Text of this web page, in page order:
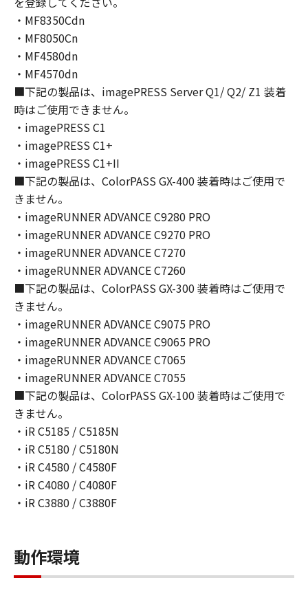
財産権も、明示たると黙示たるとを問わず、お
客様に譲渡または許諾されるものではありませ
ん。
(3)
お客様は、「印刷物」（以下に定義します。）
その他「許諾ソフトウェア」の複製物を含む
「許諾ソフトウェア」に含まれるキヤノンまた
はキヤノンのライセンサーの著作権表示を変
更、除去または削除してはなりません。
２．使用許諾
(1)- 1.
お客様は、「ソフトウェア」を、お客様のコン
ピューターにおいて使用（「使用」とは、「ソ
フトウェア」をコンピューターの固定記憶装置
上にインストールすること、またはコンピュー
ターにおいて表示すること、アクセスするこ
と、読み出すこと、もしくは実行することのい
ずれも含むものとします。）することができま
す。
(1)- 2.
お客様は、 「更新データ」を、お客様のコンピ
ューターおよび「プリンター」において使用
（「使用」とは、「更新データ」をコンピュー
ターまたは「プリンター」の固定記憶装置上に
インストールすること、並びにコンピューター
または「プリンター」において表示すること、
アクセスすること、読み出すこと、もしくは実
行することのいずれも含むものとします。）す
ることができます。
(1)- 3.
お客様は、「コンテンツデータ」を、お客様の
記憶装置上に保存すること、またはコンピュー
ターにおいて表示することをいいます。）し、
・MF8350Cdn
・MF8050Cn
・MF4580dn
・MF4570dn
■下記の製品は、imagePRESS Server Q1/ Q2/ Z1 装着
時はご使用できません。
・imagePRESS C1
・imagePRESS C1+
・imagePRESS C1+II
■下記の製品は、ColorPASS GX-400 装着時はご使用で
きません。
・imageRUNNER ADVANCE C9280 PRO
・imageRUNNER ADVANCE C9270 PRO
・imageRUNNER ADVANCE C7270
・imageRUNNER ADVANCE C7260
■下記の製品は、ColorPASS GX-300 装着時はご使用で
きません。
・imageRUNNER ADVANCE C9075 PRO
・imageRUNNER ADVANCE C9065 PRO
・imageRUNNER ADVANCE C7065
・imageRUNNER ADVANCE C7055
■下記の製品は、ColorPASS GX-100 装着時はご使用で
きません。
・iR C5185 / C5185N
・iR C5180 / C5180N
・iR C4580 / C4580F
・iR C4080 / C4080F
・iR C3880 / C3880F
動作環境